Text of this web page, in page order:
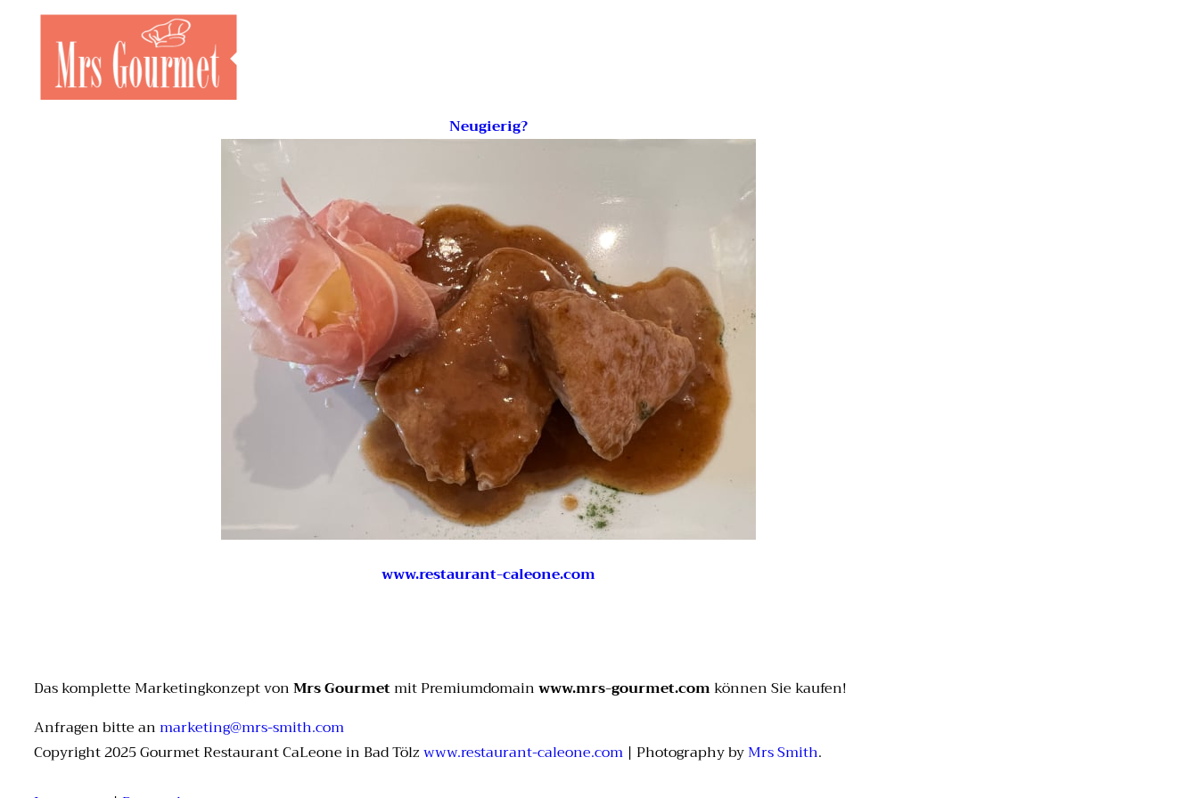
Neugierig?
www.restaurant-caleone.com
Das komplette Marketingkonzept vonMrs Gourmetmit Premiumdomainwww.mrs-gourmet.comkönnen Sie kaufen!
Anfragen bitte anmarketing@mrs-smith.com
Copyright 2025 Gourmet Restaurant CaLeone in Bad Tölzwww.restaurant-caleone.com | Photography byMrs Smith.